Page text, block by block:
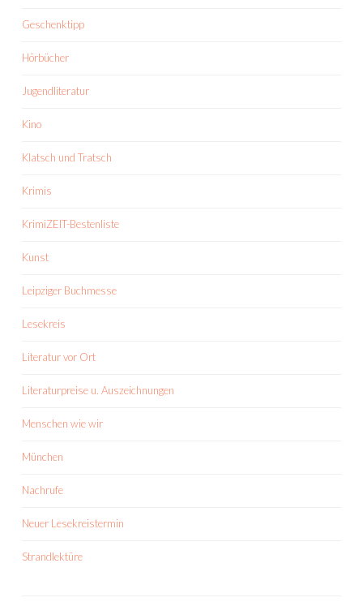
Geschenktipp
Hörbücher
Jugendliteratur
Kino
Klatsch und Tratsch
Krimis
KrimiZEIT-Bestenliste
Kunst
Leipziger Buchmesse
Lesekreis
Literatur vor Ort
Literaturpreise u. Auszeichnungen
Menschen wie wir
München
Nachrufe
Neuer Lesekreistermin
Strandlektüre